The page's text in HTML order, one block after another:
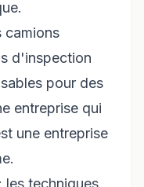
camions
d'inspection
pour des
entreprise qui
une entreprise
les techniques